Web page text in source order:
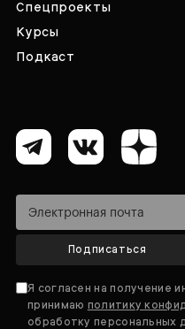
Спецпроекты
Курсы
Подкаст
Подписаться
Я согласен на получение
принимаю политику
обработку персональных